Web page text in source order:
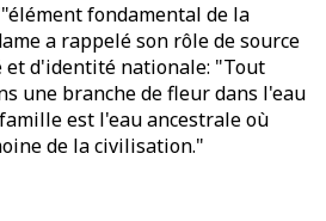
fondamental de la
a rappelé son rôle de source
et d'identité nationale: "Tout
une branche de fleur dans l'eau
est l'eau ancestrale où
de la civilisation."